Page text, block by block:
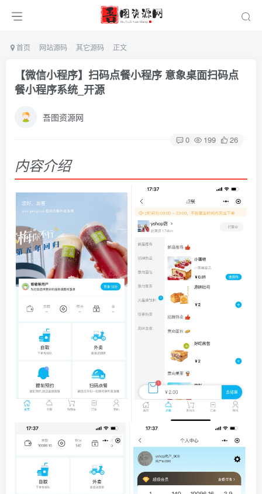
首页 网站源码 其它源码 正文
【微信小程序】扫码点餐小程序 意象桌面扫码点
餐小程序系统_开源
吾图资源网
0 199 26
内容介绍